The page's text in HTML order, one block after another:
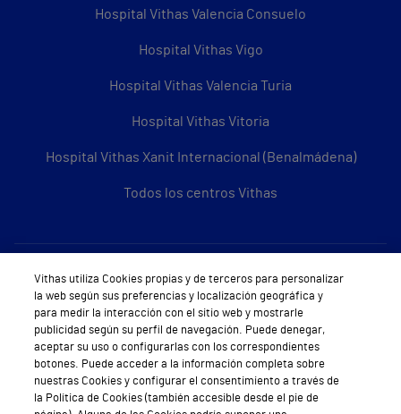
Hospital Vithas Valencia Consuelo
Hospital Vithas Vigo
Hospital Vithas Valencia Turia
Hospital Vithas Vitoria
Hospital Vithas Xanit Internacional (Benalmádena)
Todos los centros Vithas
Sobre Vithas
Quiénes somos
Trabajar en Vithas
Teléfono Cita Médica
Vithas utiliza Cookies propias y de terceros para personalizar
la web según sus preferencias y localización geográfica y
para medir la interacción con el sitio web y mostrarle
publicidad según su perfil de navegación. Puede denegar,
aceptar su uso o configurarlas con los correspondientes
botones. Puede acceder a la información completa sobre
nuestras Cookies y configurar el consentimiento a través de
la Política de Cookies (también accesible desde el pie de